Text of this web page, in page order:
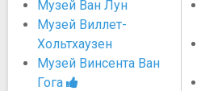
Музей Ван Лун
Музей Виллет-
Хольтхаузен
Музей Винсента Ван
Гога